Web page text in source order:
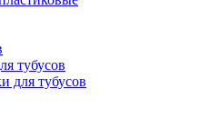
тубусов
для тубусов